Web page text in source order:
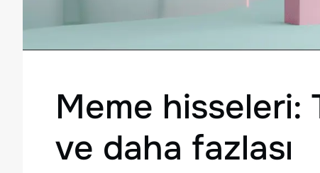
Meme hisseleri:
ve daha fazlası